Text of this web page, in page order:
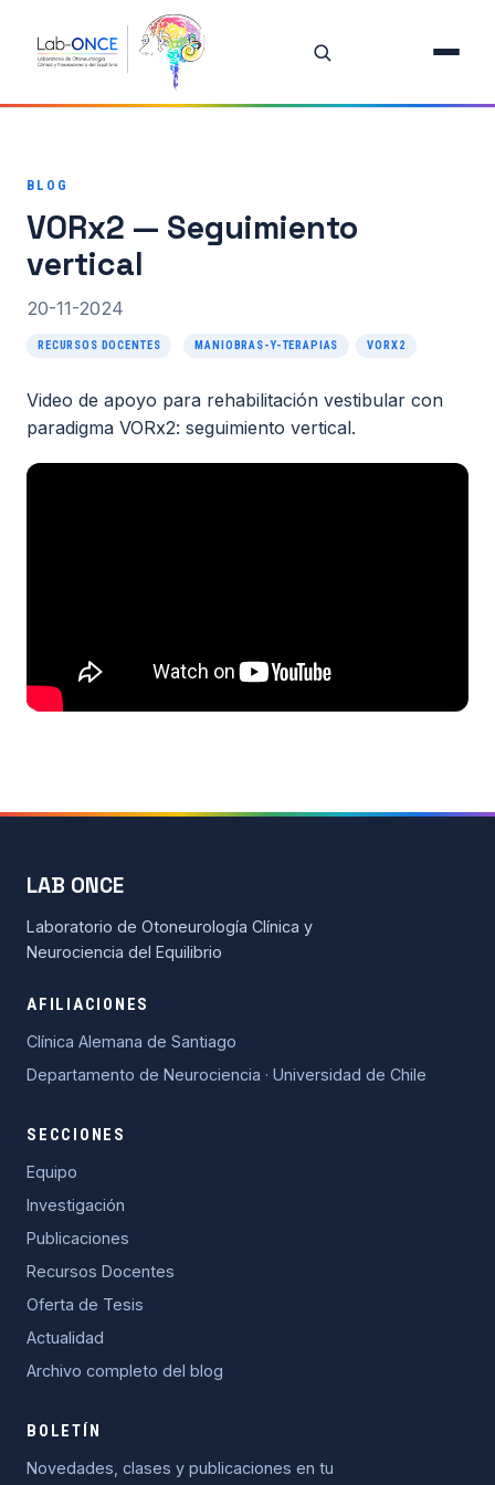
Investigación
Proyectos
Publicaciones destacadas
Todas las publicaciones
Oferta de Tesis
Recursos Docentes
Clases on-line
Contacto
BLOG
VORx2 — Seguimiento
vertical
20-11-2024
RECURSOS DOCENTES MANIOBRAS-Y-TERAPIAS VORX2
Video de apoyo para rehabilitación vestibular con
paradigma VORx2: seguimiento vertical.
LAB ONCE
Laboratorio de Otoneurología Clínica y
Neurociencia del Equilibrio
AFILIACIONES
Clínica Alemana de Santiago
Departamento de Neurociencia · Universidad de Chile
SECCIONES
Equipo
Investigación
Publicaciones
Recursos Docentes
Oferta de Tesis
Actualidad
Archivo completo del blog
BOLETÍN
Novedades, clases y publicaciones en tu